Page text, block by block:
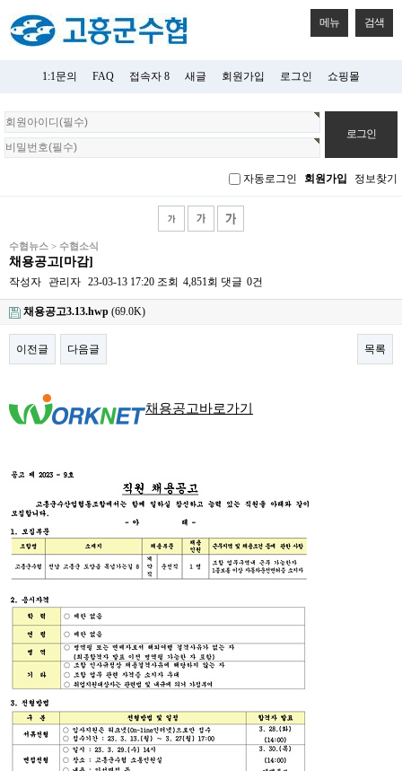
메뉴 검색
1:1문의 FAQ 접속자 8 새글 회원가입 로그인 쇼핑몰
회
원
로
자동로그인 회원가입 정보찾기
수협뉴스 > 수협소식
채용공고[마감]
작성자 관리자 23-03-13 17:20 조회 4,851회 댓글 0건
채용공고3.13.hwp (69.0K)
이전글 다음글 목록
채용공고바로가기